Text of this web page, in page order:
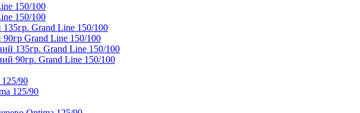
150/100
150/100
Grand Line 150/100
Grand Line 150/100
135гр. Grand Line 150/100
90гр. Grand Line 150/100
90
125/90